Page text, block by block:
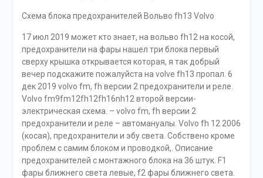
Схема блока предохранителей Вольво fh13 Volvo
17 июл 2019 может кто знает, на вольво fh12 на косой,
предохранители на фары нашел три блока первый
сверху крышка открывается которая, я так добрый
вечер подскажите пожалуйста на volve fh13 пропал. 6
дек 2019 volvo fm, fh версии 2 предохранители и реле.
Volvo fm9fm12fh12fh16nh12 второй версии-
электрическая схема. – volvo fm, fh версии 2
предохранители и реле – автомануалы. Volvo fh 12 2006
(косая), предохранители и эбу света. Собствено кроме
проблем с самим блоком и проводкой,. Описание
предохранителей с монтажного блока на 36 штук. F1
фары ближнего света левые, f2 фары ближнего света.